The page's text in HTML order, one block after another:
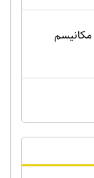
مکانیسم